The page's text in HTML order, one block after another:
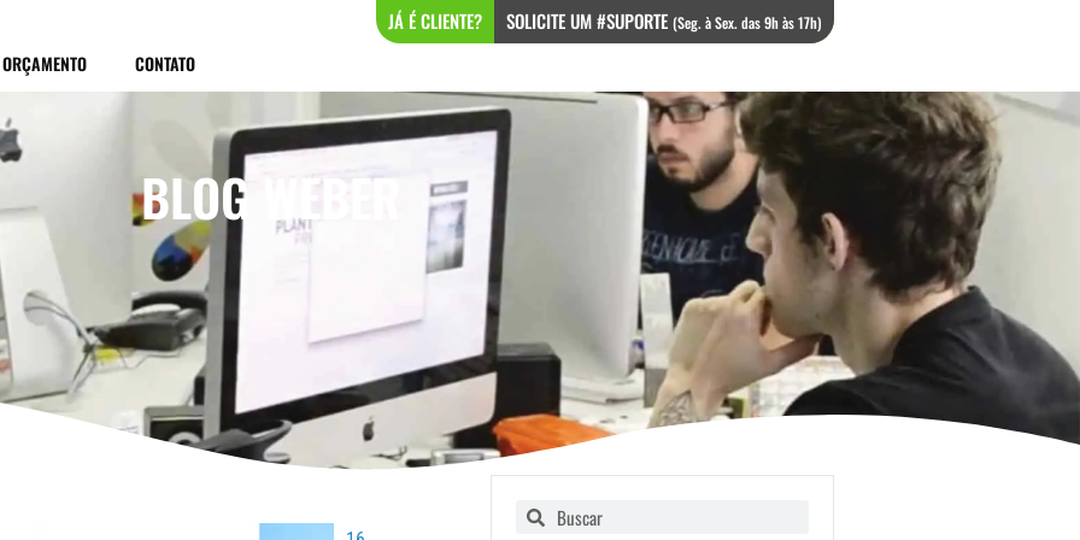
JÁ É CLIENTE? SOLICITE UM #SUPORTE (Seg. à Sex. das 9h às 17h)
ORÇAMENTO CONTATO
BLOG WEBER
Pesquisar
Pesquisar